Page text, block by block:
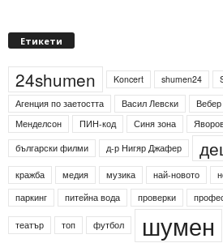
Етикети
24shumen Koncert shumen24
Агенция по заетостта
Васил Левски Вебер
Менделсон
ПИН-код Синя зона
български филми
д-р Нигяр Джафер
кражба медия музика най-новото
паркинг питейна вода проверки
театър топ футбол шумен